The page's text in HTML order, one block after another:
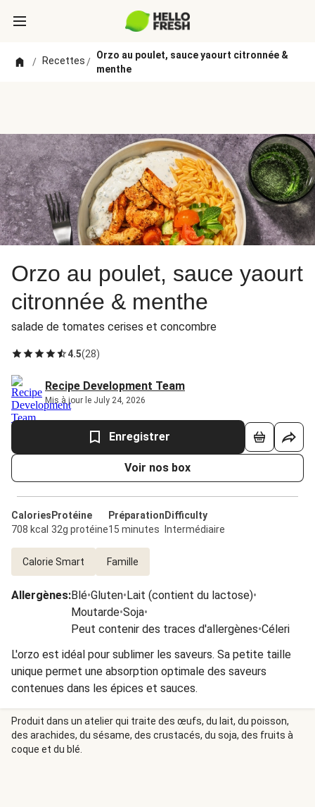
/ Recettes/
Orzo au poulet, sauce yaourt citronnée &
menthe
Orzo au poulet, sauce yaourt
citronnée & menthe
salade de tomates cerises et concombre
4.5(28)
Recipe Development Team
Mis à jour le July 24, 2026
Enregistrer
Voir nos box
Calories
708 kcal
Protéine
32g protéine
Préparation
15 minutes
Difficulty
Intermédiaire
Calorie Smart Famille
Allergènes:Blé•Gluten•Lait (contient du lactose)•
Moutarde•Soja•
Peut contenir des traces d'allergènes•Céleri
L'orzo est idéal pour sublimer les saveurs. Sa petite taille
unique permet une absorption optimale des saveurs
contenues dans les épices et sauces.
Produit dans un atelier qui traite des œufs, du lait, du poisson,
des arachides, du sésame, des crustacés, du soja, des fruits à
coque et du blé.